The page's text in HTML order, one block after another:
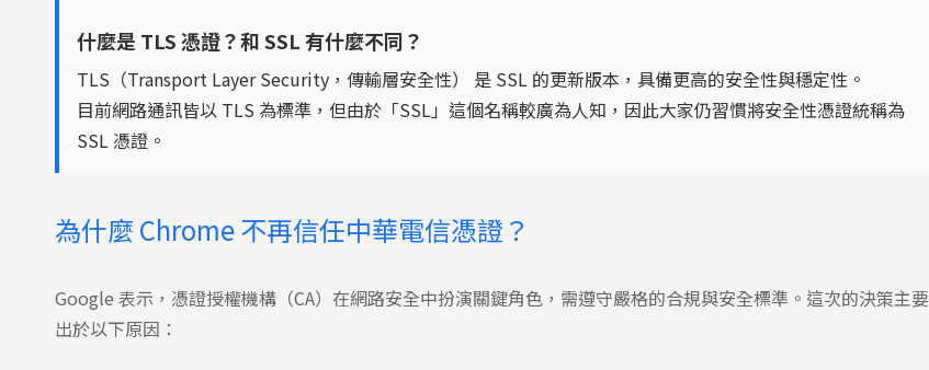
什麼是 TLS 憑證？和 SSL 有什麼不同？
TLS（Transport Layer Security，傳輸層安全性） 是 SSL 的更新版本，具備更高的安全性與穩定性。
目前網路通訊皆以 TLS 為標準，但由於「SSL」這個名稱較廣為人知，因此大家仍習慣將安全性憑證統稱為
SSL 憑證。
為什麼 Chrome 不再信任中華電信憑證？
Google 表示，憑證授權機構（CA）在網路安全中扮演關鍵角色，需遵守嚴格的合規與安全標準。這次的決策主要
出於以下原因：